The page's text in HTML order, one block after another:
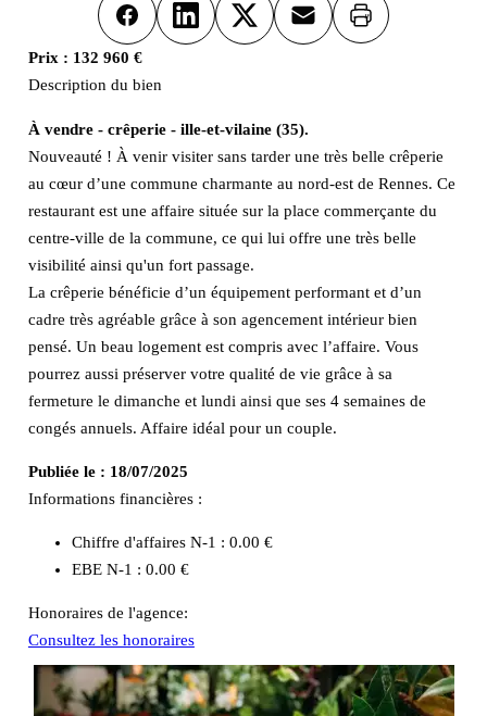
FacebookLinkedInX Email Imprimer
Prix : 132 960 €
Description du bien
À vendre - crêperie - ille-et-vilaine (35).
Nouveauté ! À venir visiter sans tarder une très belle crêperie
au cœur d’une commune charmante au nord-est de Rennes. Ce
restaurant est une affaire située sur la place commerçante du
centre-ville de la commune, ce qui lui offre une très belle
visibilité ainsi qu'un fort passage.
La crêperie bénéficie d’un équipement performant et d’un
cadre très agréable grâce à son agencement intérieur bien
pensé. Un beau logement est compris avec l’affaire. Vous
pourrez aussi préserver votre qualité de vie grâce à sa
fermeture le dimanche et lundi ainsi que ses 4 semaines de
congés annuels. Affaire idéal pour un couple.
Publiée le : 18/07/2025
Informations financières :
Chiffre d'affaires N-1 : 0.00 €
EBE N-1 : 0.00 €
Honoraires de l'agence:
Consultez les honoraires